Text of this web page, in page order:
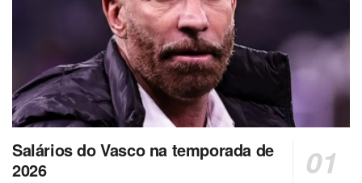
Salários do Vasco na temporada de
2026